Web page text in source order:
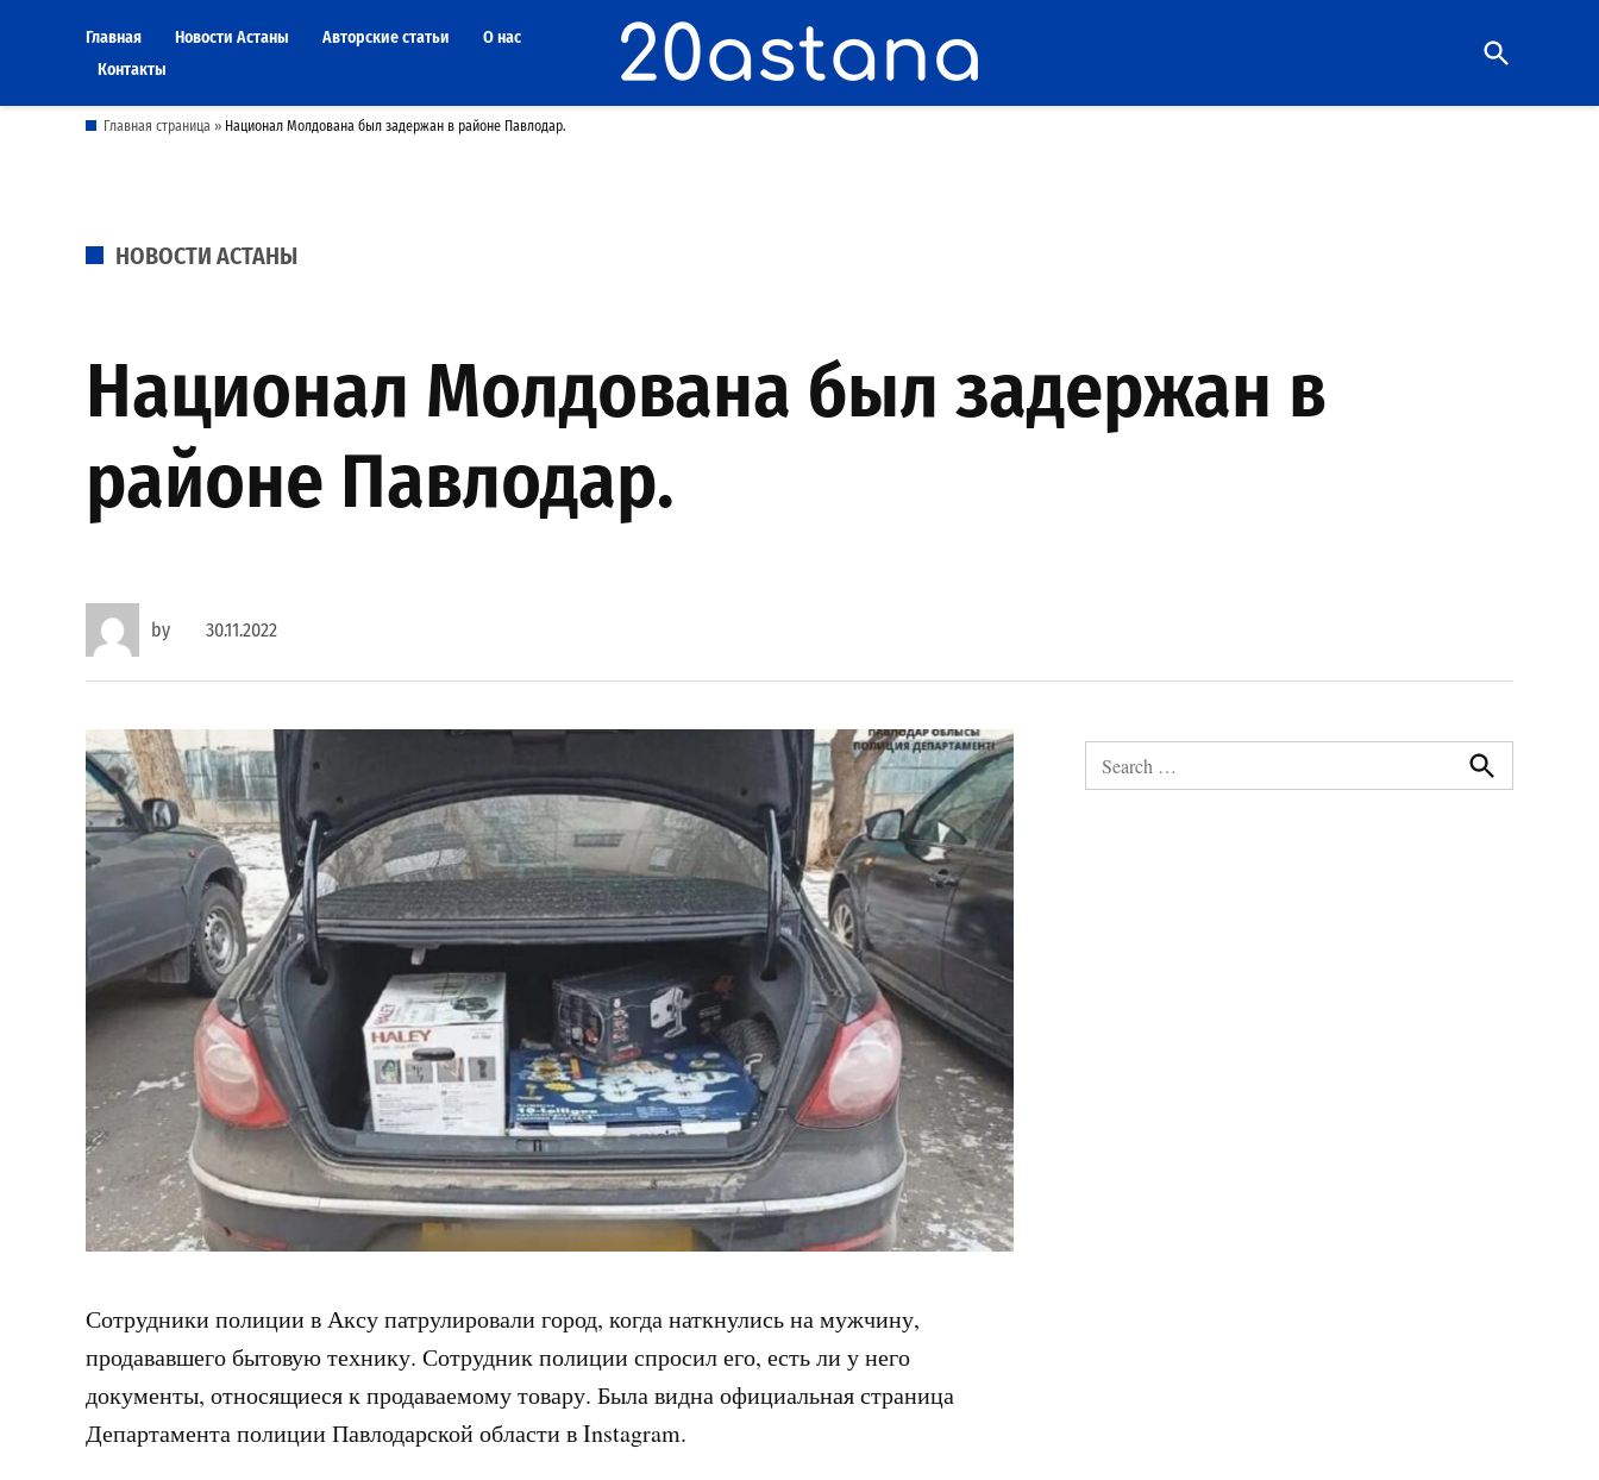
Главная Новости Астаны Авторские статьи
О нас
Контакты
Open
Search
Главная страница » Национал Молдована был задержан в районе Павлодар.
POSTED
НОВОСТИ АСТАНЫ
Национал Молдована был задержан в
районе Павлодар.
by 30.11.2022
Сотрудники полиции в Аксу патрулировали город, когда наткнулись на мужчину,
продававшего бытовую технику. Сотрудник полиции спросил его, есть ли у него
документы, относящиеся к продаваемому товару. Была видна официальная страница
Департамента полиции Павлодарской области в Instagram.
Search
for:
Search